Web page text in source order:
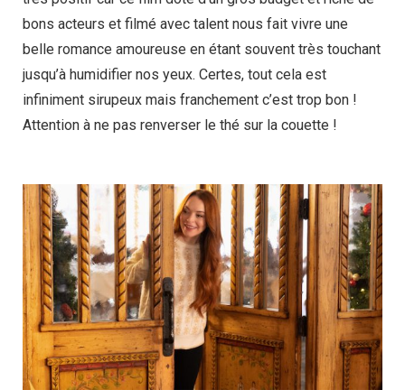
bons acteurs et filmé avec talent nous fait vivre une
belle romance amoureuse en étant souvent très touchant
jusqu’à humidifier nos yeux. Certes, tout cela est
infiniment sirupeux mais franchement c’est trop bon !
Attention à ne pas renverser le thé sur la couette !